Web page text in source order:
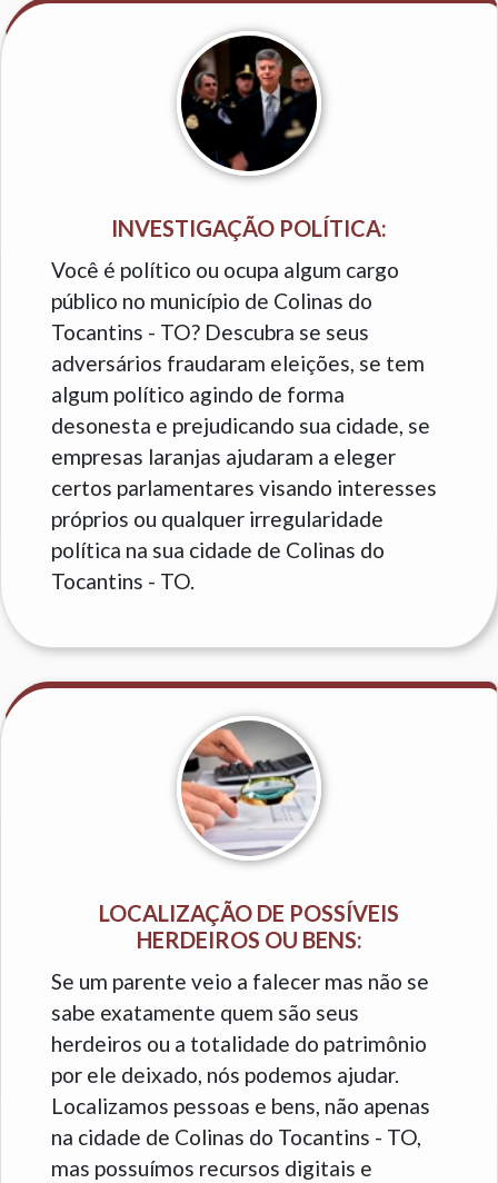
INVESTIGAÇÃO POLÍTICA:
Você é político ou ocupa algum cargo
público no município de Colinas do
Tocantins - TO? Descubra se seus
adversários fraudaram eleições, se tem
algum político agindo de forma
desonesta e prejudicando sua cidade, se
empresas laranjas ajudaram a eleger
certos parlamentares visando interesses
próprios ou qualquer irregularidade
política na sua cidade de Colinas do
Tocantins - TO.
LOCALIZAÇÃO DE POSSÍVEIS
HERDEIROS OU BENS:
Se um parente veio a falecer mas não se
sabe exatamente quem são seus
herdeiros ou a totalidade do patrimônio
por ele deixado, nós podemos ajudar.
Localizamos pessoas e bens, não apenas
na cidade de Colinas do Tocantins - TO,
mas possuímos recursos digitais e